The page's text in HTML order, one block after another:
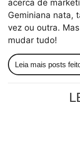
acerca de
Geminiana nata,
vez ou outra.
mudar tudo!
Leia mais posts